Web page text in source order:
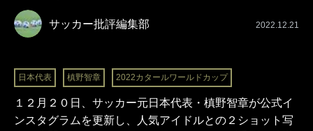
サッカー批評編集部 2022.12.21
日本代表 槙野智章 2022カタールワールドカップ
１２月２０日、サッカー元日本代表・槙野智章が公式イ
ンスタグラムを更新し、人気アイドルとの２ショット写